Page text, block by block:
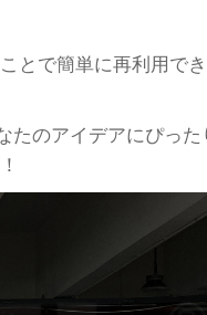
とで簡単に再利用で
のアイデアにぴっ